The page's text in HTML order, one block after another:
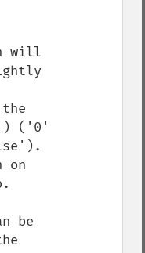
will
('0'
on
be